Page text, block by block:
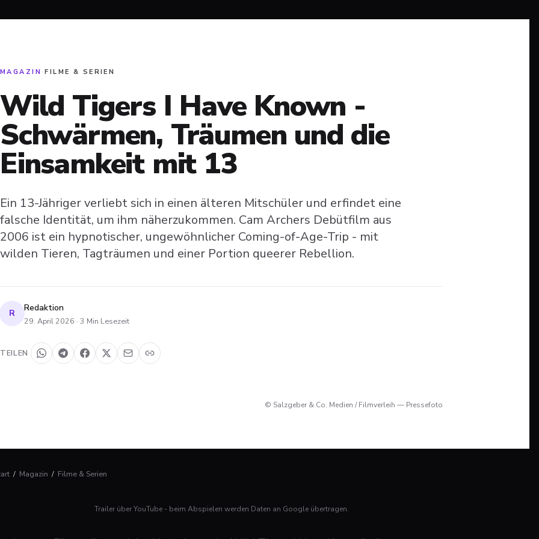
MAGAZIN ·FILME & SERIEN
Wild Tigers I Have Known -
Schwärmen, Träumen und die
Einsamkeit mit 13
Ein 13-Jähriger verliebt sich in einen älteren Mitschüler und erfindet eine
falsche Identität, um ihm näherzukommen. Cam Archers Debütfilm aus
2006 ist ein hypnotischer, ungewöhnlicher Coming-of-Age-Trip - mit
wilden Tieren, Tagträumen und einer Portion queerer Rebellion.
R Redaktion
29. April 2026 · 3 Min Lesezeit
TEILEN
© Salzgeber & Co. Medien / Filmverleih — Pressefoto
/ Magazin / Filme & Serien
Trailer über YouTube - beim Abspielen werden Daten an Google übertragen.